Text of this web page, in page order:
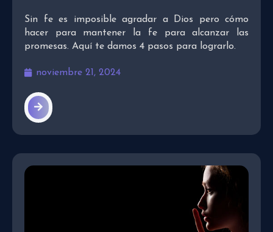
Sin fe es imposible agradar a Dios pero cómo
hacer para mantener la fe para alcanzar las
promesas. Aquí te damos 4 pasos para lograrlo.
noviembre 21, 2024